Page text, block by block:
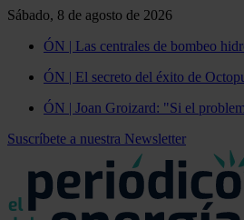
Sábado, 8 de agosto de 2026
ÓN | Las centrales de bombeo
ÓN | El secreto del éxito de
ÓN | Joan Groizard: "Si el
Suscríbete a nuestra Newsletter